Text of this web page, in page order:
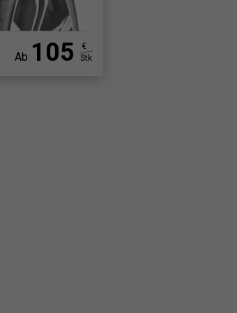
Ab 105
€
Stk